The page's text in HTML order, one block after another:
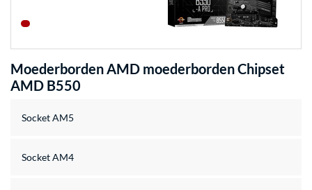
Moederborden AMD moederborden Chipset
AMD B550
Socket AM5
Socket AM4